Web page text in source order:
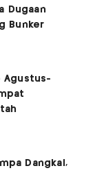
Dugaan
Bunker
Agustus-
Dangkal,